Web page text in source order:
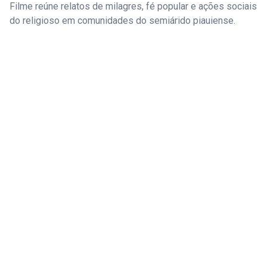
Filme reúne relatos de milagres, fé popular e ações sociais
do religioso em comunidades do semiárido piauiense.